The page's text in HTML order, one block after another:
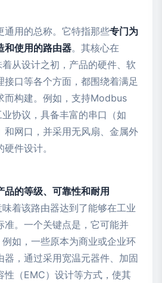
通用的总称。它特指那些专门为
和使用的路由器。其核心在
着从设计之初，产品的硬件、软
接口等各个方面，都围绕着满足
而构建。例如，支持Modbus
协议，具备丰富的串口（如
网口，并采用无风扇、金属外
件设计。
品的等级、可靠性和耐用
味着该路由器达到了能够在工业
准。一个关键点是，它可能并
例如，一些原本为商业或企业环
器，通过采用宽温元器件、加固
性（EMC）设计等方式，使其